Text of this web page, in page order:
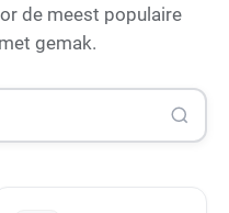
de meest populaire
gemak.